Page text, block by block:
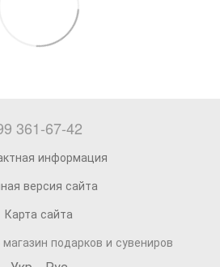
361-67-42
информация
версия сайта
Карта сайта
магазин подарков и сувениров